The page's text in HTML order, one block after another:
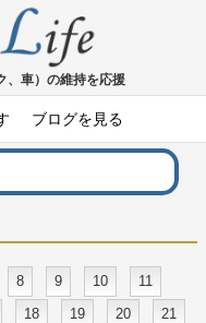
、車）の維持を応援
ブログを見る
8 9 10
11
18 19 20
21